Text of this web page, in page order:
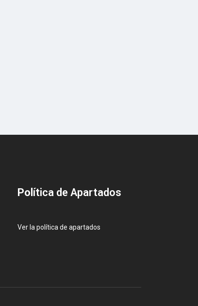
Pol ítica de Apartados
Ver la política de apartados